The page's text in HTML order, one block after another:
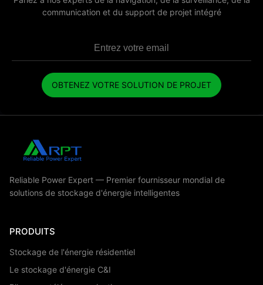
communication et du support de projet intégré
OBTENEZ VOTRE SOLUTION DE PROJET
Reliable Power Expert — Premier fournisseur mondial de
solutions de stockage d'énergie intelligentes
PRODUITS
Stockage de l'énergie résidentiel
Le stockage d'énergie C&I